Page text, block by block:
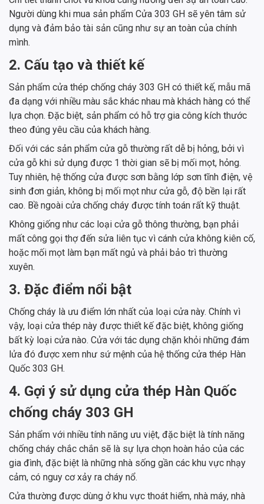
Người dùng khi mua sản phẩm Cửa 303 GH sẽ yên tâm sử
dụng và đảm bảo tài sản cũng như sự an toàn của chính
mình.
2. Cấu tạo và thiết kế
Sản phẩm cửa thép chống cháy 303 GH có thiết kế, mẫu mã
đa dạng với nhiều màu sắc khác nhau mà khách hàng có thể
lựa chọn. Đặc biệt, sản phẩm có hỗ trợ gia công kích thước
theo đúng yêu cầu của khách hàng.
Đối với các sản phẩm cửa gỗ thường rất dễ bị hỏng, bởi vì
cửa gỗ khi sử dụng được 1 thời gian sẽ bị mối mọt, hỏng.
Tuy nhiên, hệ thống cửa được sơn bằng lớp sơn tĩnh điện, vệ
sinh đơn giản, không bị mối mọt như cửa gỗ, độ bền lại rất
cao. Bề ngoài cửa chống cháy được tính toán rất kỹ thuật.
Không giống như các loại cửa gỗ thông thường, bạn phải
mất công gọi thợ đến sửa liên tục vì cánh cửa không kiên cố,
hoặc mối mọt làm bạn mất ngủ và phải bảo trì thường
xuyên.
3. Đặc điểm nổi bật
Chống cháy là ưu điểm lớn nhất của loại cửa này. Chính vì
vậy, loại cửa thép này được thiết kế đặc biệt, không giống
bất kỳ loại cửa nào. Cửa với tác dụng chặn khỏi những đám
lửa đó được xem như sứ mệnh của hệ thống cửa thép Hàn
Quốc 303 GH.
4. Gợi ý sử dụng cửa thép Hàn Quốc
chống cháy 303 GH
Sản phẩm với nhiều tính năng ưu việt, đặc biệt là tính năng
chống cháy chắc chắn sẽ là sự lựa chọn hoàn hảo của các
gia đình, đặc biệt là những nhà sống gần các khu vực nhạy
cảm, có nguy cơ xảy ra cháy nổ.
Cửa thường được dùng ở khu vực thoát hiểm, nhà máy, nhà